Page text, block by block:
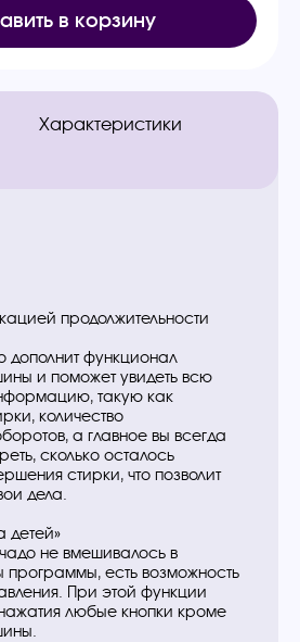
в корзину
Характеристики
продолжительности
дополнит функционал
и поможет увидеть всю
такую как
количество
а главное вы всегда
сколько осталось
стирки, что позволит
дела.
детей»
не вмешивалось в
есть возможность
При этой функции
любые кнопки кроме